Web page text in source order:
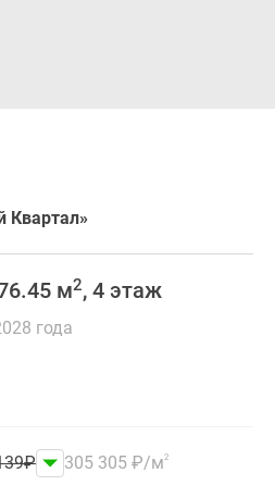
Квартал»
м2, 4 этаж
года
₽ 305 305 ₽/м2